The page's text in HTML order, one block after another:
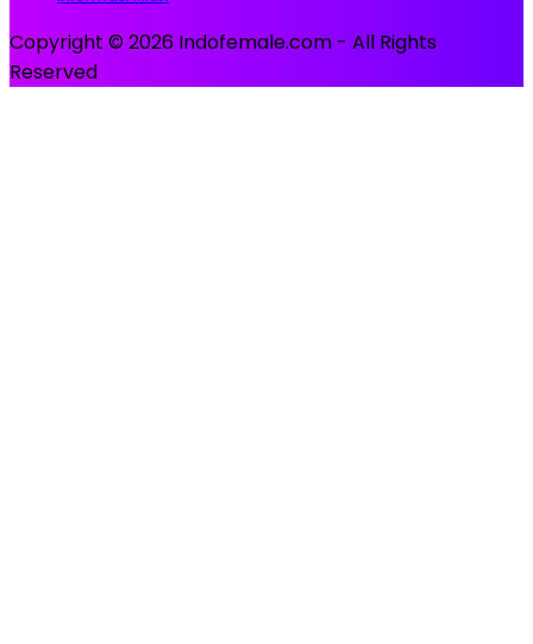
Copyright © 2026 Indofemale.com - All Rights
Reserved